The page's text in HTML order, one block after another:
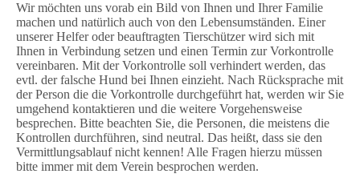
Wir möchten uns vorab ein Bild von Ihnen und Ihrer Familie
machen und natürlich auch von den Lebensumständen. Einer
unserer Helfer oder beauftragten Tierschützer wird sich mit
Ihnen in Verbindung setzen und einen Termin zur Vorkontrolle
vereinbaren. Mit der Vorkontrolle soll verhindert werden, das
evtl. der falsche Hund bei Ihnen einzieht. Nach Rücksprache mit
der Person die die Vorkontrolle durchgeführt hat, werden wir Sie
umgehend kontaktieren und die weitere Vorgehensweise
besprechen. Bitte beachten Sie, die Personen, die meistens die
Kontrollen durchführen, sind neutral. Das heißt, dass sie den
Vermittlungsablauf nicht kennen! Alle Fragen hierzu müssen
bitte immer mit dem Verein besprochen werden.